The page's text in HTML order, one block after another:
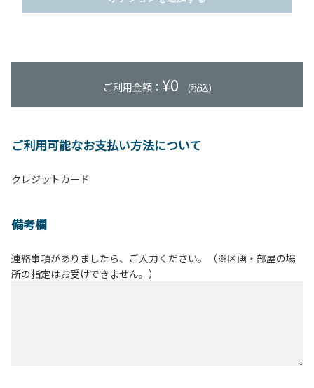
ご利用金額： ¥0 (税込)
ご利用可能なお支払い方法について
クレジットカード
備考欄
連絡事項がありましたら、ご入力ください。（※区画・部屋の場
所の指定はお受けできません。）